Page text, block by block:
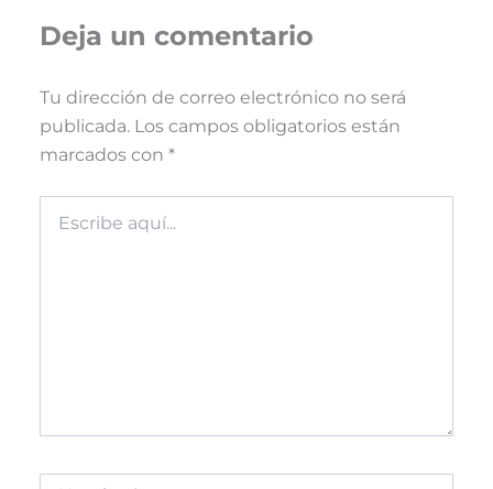
Deja un comentario
Tu dirección de correo electrónico no será
publicada. Los campos obligatorios están
marcados con *
aquí...